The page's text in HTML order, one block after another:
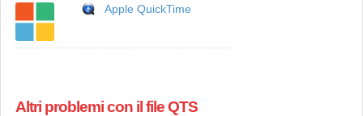
Apple QuickTime
Altri problemi con il file QTS